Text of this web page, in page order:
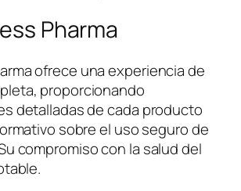
Pharma
ofrece una experiencia de
proporcionando
detalladas de cada producto
sobre el uso seguro de
compromiso con la salud del